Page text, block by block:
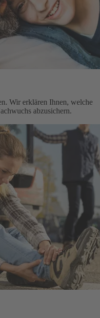
Wir erklären Ihnen, welche
abzusichern.